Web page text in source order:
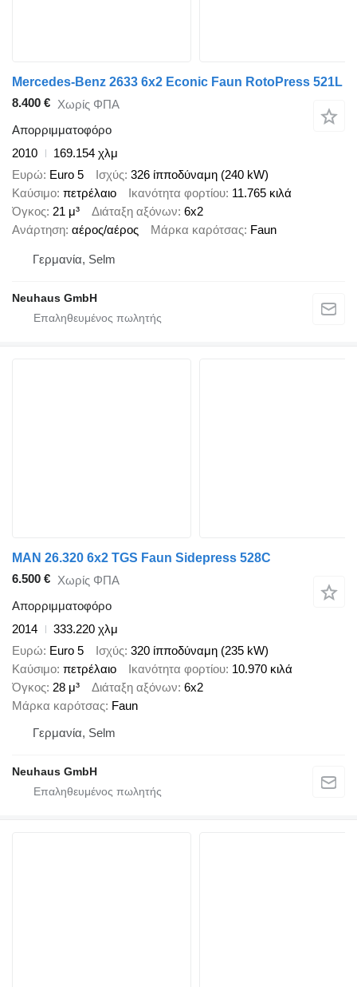
Mercedes-Benz 2633 6x2 Econic Faun RotoPress 521L
8.400 € Χωρίς ΦΠΑ
Απορριμματοφόρο
2010
169.154 χλμ
Ευρώ Euro 5 Ισχύς 326 ίπποδύναμη (240 kW)
Καύσιμο πετρέλαιο Ικανότητα φορτίου 11.765 κιλά
Όγκος 21 μ³ Διάταξη αξόνων 6x2
Ανάρτηση αέρος/αέρος Μάρκα καρότσας Faun
Γερμανία, Selm
Neuhaus GmbH
MAN 26.320 6x2 TGS Faun Sidepress 528C
6.500 € Χωρίς ΦΠΑ
Απορριμματοφόρο
2014
333.220 χλμ
Ευρώ Euro 5 Ισχύς 320 ίπποδύναμη (235 kW)
Καύσιμο πετρέλαιο Ικανότητα φορτίου 10.970 κιλά
Όγκος 28 μ³ Διάταξη αξόνων 6x2
Μάρκα καρότσας Faun
Γερμανία, Selm
Neuhaus GmbH